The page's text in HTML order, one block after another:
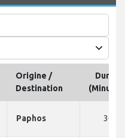
Origine /
Destination
Durée
Paphos 30